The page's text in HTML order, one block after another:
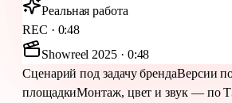
Реальная работа
REC · 0:48
Showreel 2025 · 0:48
Сценарий под задачу брендаВерсии
площадкиМонтаж, цвет и звук — по